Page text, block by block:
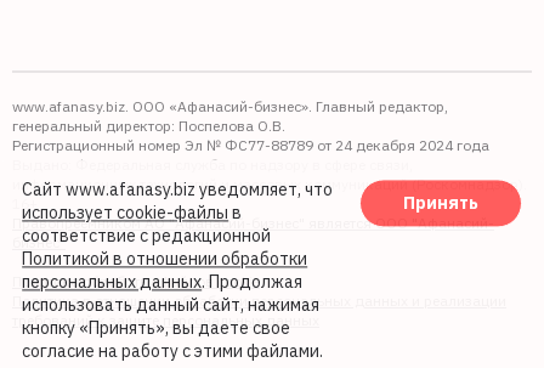
www.afanasy.biz. ООО «Афанасий-бизнес». Главный редактор,
генеральный директор: Поспелова О.В.
Регистрационный номер Эл № ФС77-88789 от 24 декабря 2024 года
Выдано: Федеральная служба по надзору в сфере связи,
информационных технологий и массовых коммуникаций (Роскомнадзор).
Правопреемником АО "Афанасий-бизнес" является ООО "Афанасий-
бизнес"
Политика обработки файлов cookie
Политика в отношении обработки персональных данных и реализации
требований к защите персональных данных
Сайт www.afanasy.biz уведомляет, что
использует cookie-файлы в
соответствие с редакционной
Политикой в отношении обработки
персональных данных. Продолжая
использовать данный сайт, нажимая
кнопку «Принять», вы даете свое
согласие на работу с этими файлами.
Принять